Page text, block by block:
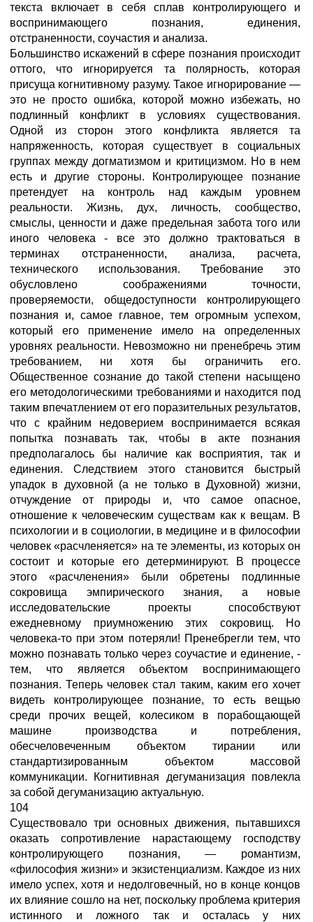
текста включает в себя сплав контролирующего и
воспринимающего познания, единения,
отстраненности, соучастия и анализа.
Большинство искажений в сфере познания происходит
оттого, что игнорируется та полярность, которая
присуща когнитивному разуму. Такое игнорирование —
это не просто ошибка, которой можно избежать, но
подлинный конфликт в условиях существования.
Одной из сторон этого конфликта является та
напряженность, которая существует в социальных
группах между догматизмом и критицизмом. Но в нем
есть и другие стороны. Контролирующее познание
претендует на контроль над каждым уровнем
реальности. Жизнь, дух, личность, сообщество,
смыслы, ценности и даже предельная забота того или
иного человека - все это должно трактоваться в
терминах отстраненности, анализа, расчета,
технического использования. Требование это
обусловлено соображениями точности,
проверяемости, общедоступности контролирующего
познания и, самое главное, тем огромным успехом,
который его применение имело на определенных
уровнях реальности. Невозможно ни пренебречь этим
требованием, ни хотя бы ограничить его.
Общественное сознание до такой степени насыщено
его методологическими требованиями и находится под
таким впечатлением от его поразительных результатов,
что с крайним недоверием воспринимается всякая
попытка познавать так, чтобы в акте познания
предполагалось бы наличие как восприятия, так и
единения. Следствием этого становится быстрый
упадок в духовной (а не только в Духовной) жизни,
отчуждение от природы и, что самое опасное,
отношение к человеческим существам как к вещам. В
психологии и в социологии, в медицине и в философии
человек «расчленяется» на те элементы, из которых он
состоит и которые его детерминируют. В процессе
этого «расчленения» были обретены подлинные
сокровища эмпирического знания, а новые
исследовательские проекты способствуют
ежедневному приумножению этих сокровищ. Но
человека-то при этом потеряли! Пренебрегли тем, что
можно познавать только через соучастие и единение, -
тем, что является объектом воспринимающего
познания. Теперь человек стал таким, каким его хочет
видеть контролирующее познание, то есть вещью
среди прочих вещей, колесиком в порабощающей
машине производства и потребления,
обесчеловеченным объектом тирании или
стандартизированным объектом массовой
коммуникации. Когнитивная дегуманизация повлекла
за собой дегуманизацию актуальную.
104
Существовало три основных движения, пытавшихся
оказать сопротивление нарастающему господству
контролирующего познания, — романтизм,
«философия жизни» и экзистенциализм. Каждое из них
имело успех, хотя и недолговечный, но в конце концов
их влияние сошло на нет, поскольку проблема критерия
истинного и ложного так и осталась у них